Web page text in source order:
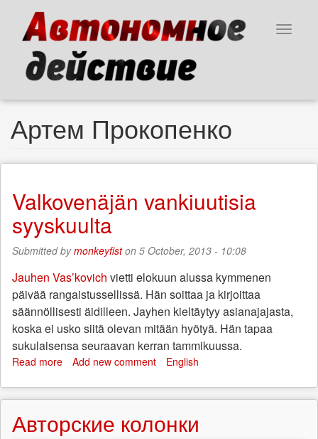
content
Toggle
Артем Прокопенко
Valkovenäjän vankiuutisia
syyskuulta
Submitted bymonkeyfiston 5 October, 2013 - 10:08
Jauhen Vas’kovich vietti elokuun alussa kymmenen
päivää rangaistussellissä. Hän soittaa ja kirjoittaa
säännöllisesti äidilleen. Jayhen kieltäytyy asianajajasta,
koska ei usko siitä olevan mitään hyötyä. Hän tapaa
sukulaisensa seuraavan kerran tammikuussa.
Read more about
vankiuutisia
syyskuulta
Add new comment English
Авторские колонки